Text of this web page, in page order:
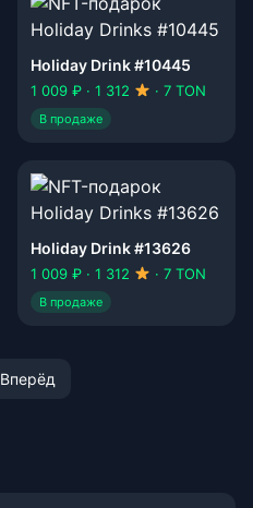
Holiday Drink #10445
1 009 ₽ · 1 312 · 7 TON
В продаже
Holiday Drink #13626
1 009 ₽ · 1 312 · 7 TON
В продаже
Вперёд